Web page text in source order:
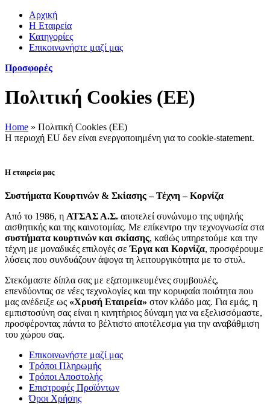
Αρχική
Η Εταιρεία
Κατηγορίες
Επικοινωνήστε μαζί μας
Προσφορές
Πολιτική Cookies (ΕΕ)
Home » Πολιτική Cookies (ΕΕ)
Η περιοχή EU δεν είναι ενεργοποιημένη για το cookie-statement.
Η εταιρεία μας
Συστήματα Κουρτινών & Σκίασης – Τέχνη – Κορνίζα
Από το 1986, η ΑΤΣΑΣ Α.Σ. αποτελεί συνώνυμο της υψηλής
αισθητικής και της καινοτομίας. Με επίκεντρο την τεχνογνωσία στα
συστήματα κουρτινών και σκίασης, καθώς υπηρετούμε και την
τέχνη με μοναδικές επιλογές σεΈργα και Κορνίζα, προσφέρουμε
λύσεις που συνδυάζουν άψογα τη λειτουργικότητα με το στυλ.
Στεκόμαστε δίπλα σας με εξατομικευμένες συμβουλές,
επενδύοντας σε νέες τεχνολογίες και την κορυφαία ποιότητα που
μας ανέδειξε ως «Χρυσή Εταιρεία» στον κλάδο μας. Για εμάς, η
εμπιστοσύνη σας είναι η κινητήριος δύναμη για να εξελισσόμαστε,
προσφέροντας πάντα το βέλτιστο αποτέλεσμα για την αναβάθμιση
του χώρου σας.
Επικοινωνήστε μαζί μας
Τρόποι Πληρωμής
Τρόποι Αποστολής
Επιστροφές Προϊόντων
Όροι Χρήσης